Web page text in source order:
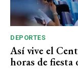
DEPORTES
Así vive el
horas de fiesta